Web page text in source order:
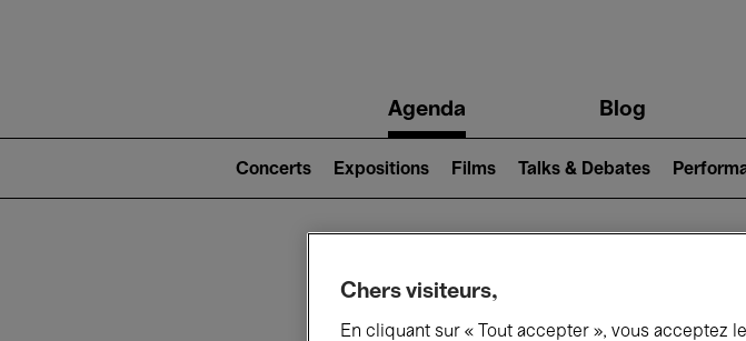
navigationAgenda Blog
2)
Concerts Expositions Films Talks & Debates
Ce qui se
Chers visiteurs,
En cliquant sur « Tout accepter », vous acceptez